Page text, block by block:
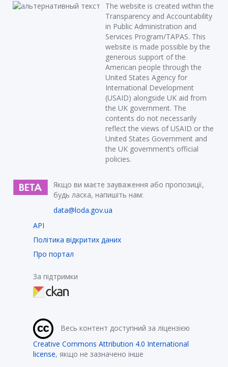
The website is created within the
Transparency and Accountability
in Public Administration and
Services Program/TAPAS. This
website is made possible by the
generous support of the
American people through the
United States Agency for
International Development
(USAID) alongside UK aid from
the UK government. The
contents do not necessarily
reflect the views of USAID or the
United States Government and
the UK government’s official
policies.
Якщо ви маєте зауваження або пропозиції,
будь ласка, напишіть нам:
data@loda.gov.ua
API
Політика відкритих даних
Про портал
За підтримки
Весь контент доступний за ліцензією
Creative Commons Attribution 4.0 International
license, якщо не зазначено інше